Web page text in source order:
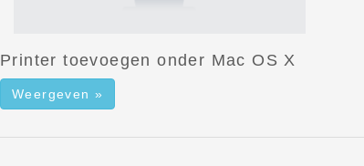
Printer toevoegen onder Mac OS X
Weergeven »